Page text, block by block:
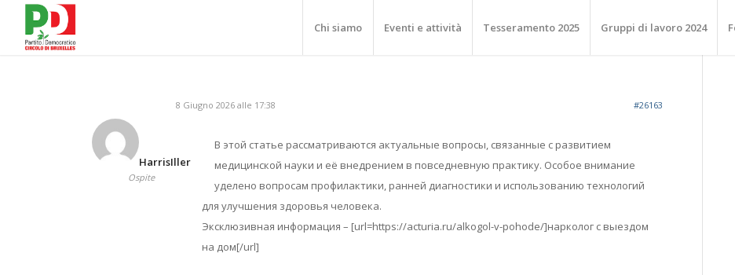
Chi siamo Eventi e attività Tesseramento 2025 Gruppi di lavoro 2024
8 Giugno 2026 alle 17:38 #26163
HarrisIller
Ospite
В этой статье рассматриваются актуальные вопросы, связанные с развитием
медицинской науки и её внедрением в повседневную практику. Особое внимание
уделено вопросам профилактики, ранней диагностики и использованию технологий
для улучшения здоровья человека.
Эксклюзивная информация – [url=https://acturia.ru/alkogol-v-pohode/]нарколог с выездом
на дом[/url]